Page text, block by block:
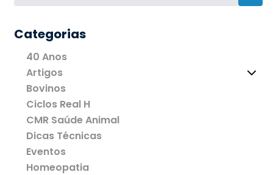
Categorias
40 Anos
Artigos
Bovinos
Ciclos Real H
CMR Saúde Animal
Dicas Técnicas
Eventos
Homeopatia